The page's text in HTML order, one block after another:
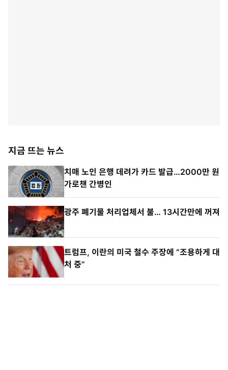
지금 뜨는 뉴스
치매 노인 은행 데려가 카드 발급…2000만 원
가로챈 간병인
광주 폐기물 처리업체서 불… 13시간만에 꺼져
트럼프, 이란의 미국 철수 주장에 “조용하게 대
처 중”